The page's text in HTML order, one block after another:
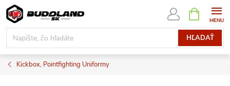
Prejsť
na
obsah
HĽADAŤ
KOŠÍK
Kickbox, Pointfighting Uniformy